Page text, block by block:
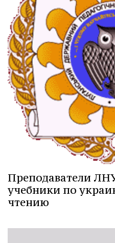
Преподаватели
учебники по
чтению